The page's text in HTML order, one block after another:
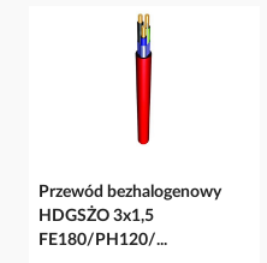
Przewód bezhalogenowy
HDGSŻO 3x1,5
FE180/PH120/...